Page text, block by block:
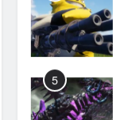
5